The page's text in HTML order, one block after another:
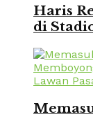
Haris
di